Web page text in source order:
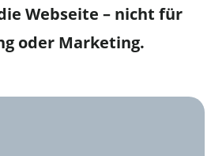
Webseite – nicht für
oder Marketing.